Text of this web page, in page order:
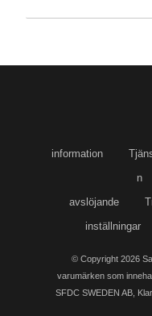
information
n
avslöjande
inställningar
© Copyright 2026
varumärken som
SFDC SWEDEN AB,